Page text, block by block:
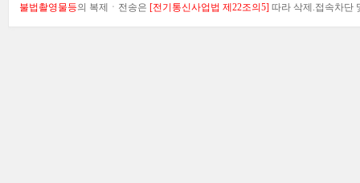
불법촬영물등의 복제ㆍ전송은 [전기통신사업법 제22조의5] 따라 삭제.접속차단